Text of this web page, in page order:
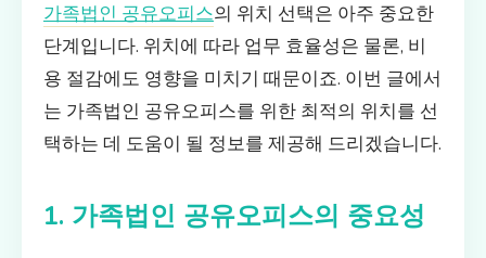
가족법인 공유오피스의 위치 선택은 아주 중요한
단계입니다. 위치에 따라 업무 효율성은 물론, 비
용 절감에도 영향을 미치기 때문이죠. 이번 글에서
는 가족법인 공유오피스를 위한 최적의 위치를 선
택하는 데 도움이 될 정보를 제공해 드리겠습니다.
1. 가족법인 공유오피스의 중요성